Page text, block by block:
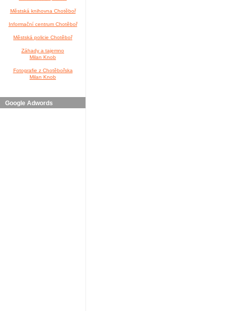
Městská knihovna Chotěboř
Informační centrum Chotěboř
Městská policie Chotěboř
Záhady a tajemno
Milan Knob
Fotografie z Chotěbořska
Milan Knob
Google Adwords